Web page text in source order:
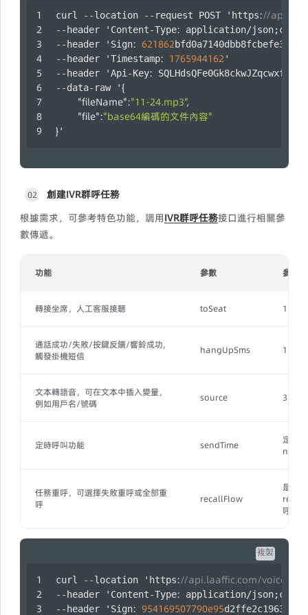
curl --location --request POST 'https://
--header 'Content-Type: application/
--header 'Sign: 621862
--header 'Timestamp: 1765944162 '
--header 'Api-Key:
--data-raw '{
"fileName":"11-24.mp3",
"file":"base64編碼的文件內容"
}'
02
創建IVR群呼任務
根據需求，可參考特色功能，調用IVR群呼任務接口進行相關參
數傳遞。
功能 參數 參數值
轉接坐席，人工客服接聽 toSeat 1
通話成功/失敗/按鍵反饋/響鈴成功,
觸發掛機短信
hangUpSms 1
文本轉語音，可在文本中插入變量，
例如用戶名/號碼
source 3
定時呼叫功能 sendTime
定時
null）
任務重呼，可選擇失敗重呼或全部重
呼
recallFlow
是否
呼
複製
curl --location 'https://api.laaffic.com/voice/
--header 'Content-Type: application/
--header 'Sign: 954169507790e95